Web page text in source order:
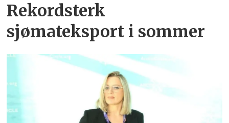
Rekordsterk
sjømateksport i sommer